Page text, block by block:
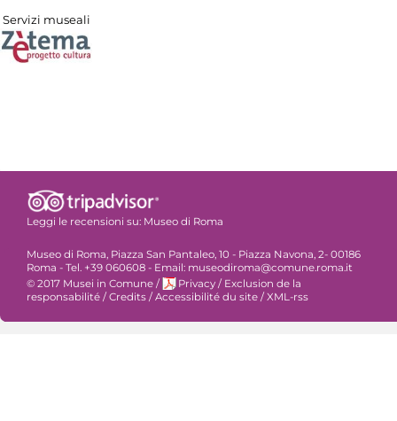
Servizi museali
Leggi le recensioni su: Museo di Roma
Museo di Roma, Piazza San Pantaleo, 10 - Piazza Navona, 2- 00186
Roma - Tel. +39 060608 - Email: museodiroma@comune.roma.it
© 2017 Musei in Comune / Privacy / Exclusion de la
responsabilité / Credits / Accessibilité du site / XML-rss